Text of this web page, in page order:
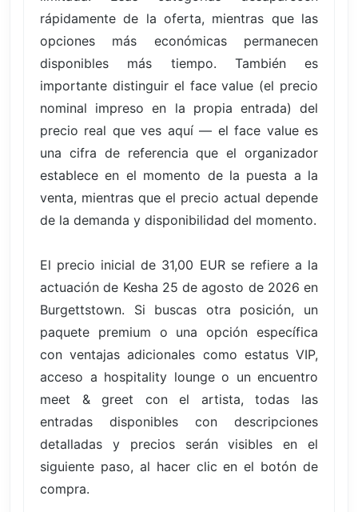
rápidamente de la oferta, mientras que las
opciones más económicas permanecen
disponibles más tiempo. También es
importante distinguir el face value (el precio
nominal impreso en la propia entrada) del
precio real que ves aquí — el face value es
una cifra de referencia que el organizador
establece en el momento de la puesta a la
venta, mientras que el precio actual depende
de la demanda y disponibilidad del momento.
El precio inicial de 31,00 EUR se refiere a la
actuación de Kesha 25 de agosto de 2026 en
Burgettstown. Si buscas otra posición, un
paquete premium o una opción específica
con ventajas adicionales como estatus VIP,
acceso a hospitality lounge o un encuentro
meet & greet con el artista, todas las
entradas disponibles con descripciones
detalladas y precios serán visibles en el
siguiente paso, al hacer clic en el botón de
compra.